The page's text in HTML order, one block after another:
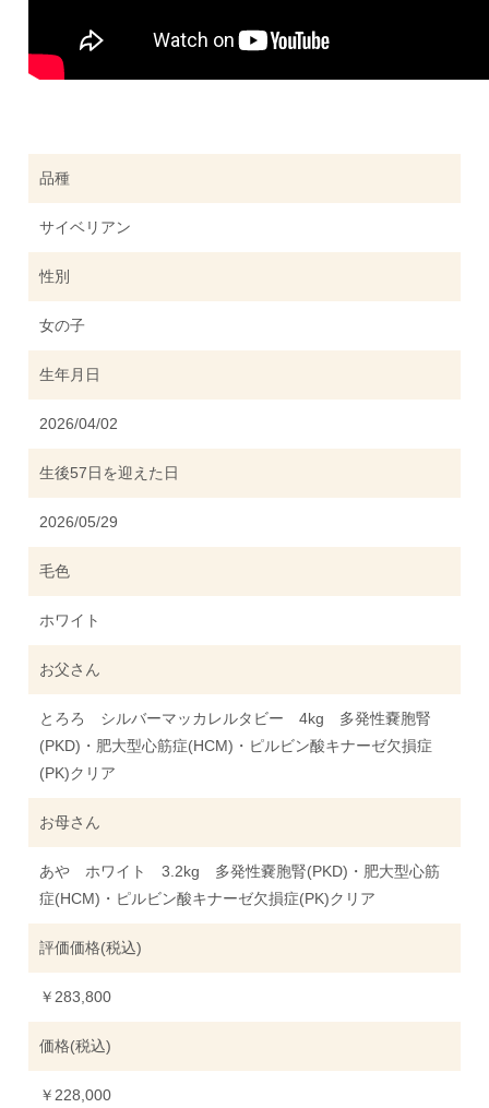
品種
サイベリアン
性別
女の子
生年月日
2026/04/02
生後57日を迎えた日
2026/05/29
毛色
ホワイト
お父さん
とろろ シルバーマッカレルタビー 4kg 多発性嚢胞腎
(PKD)・肥大型心筋症(HCM)・ピルビン酸キナーゼ欠損症
(PK)クリア
お母さん
あや ホワイト 3.2kg 多発性嚢胞腎(PKD)・肥大型心筋
症(HCM)・ピルビン酸キナーゼ欠損症(PK)クリア
評価価格(税込)
￥283,800
価格(税込)
￥228,000